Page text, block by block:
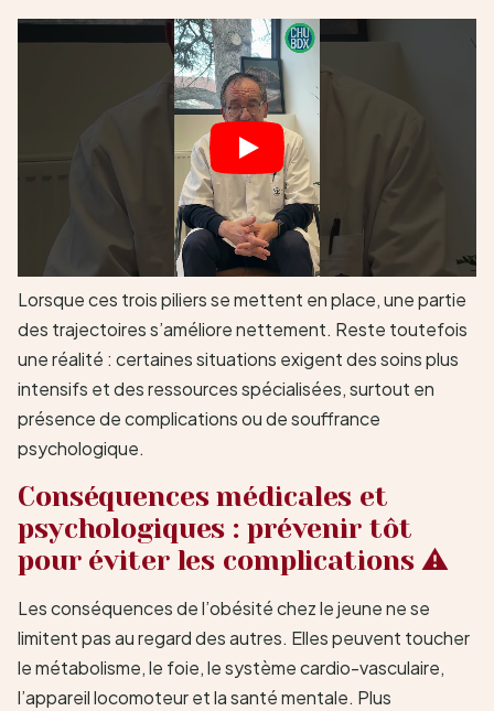
Lorsque ces trois piliers se mettent en place, une partie
des trajectoires s’améliore nettement. Reste toutefois
une réalité : certaines situations exigent des soins plus
intensifs et des ressources spécialisées, surtout en
présence de complications ou de souffrance
psychologique.
Conséquences médicales et
psychologiques : prévenir tôt
pour éviter les complications ⚠️
Les conséquences de l’obésité chez le jeune ne se
limitent pas au regard des autres. Elles peuvent toucher
le métabolisme, le foie, le système cardio-vasculaire,
l’appareil locomoteur et la santé mentale. Plus